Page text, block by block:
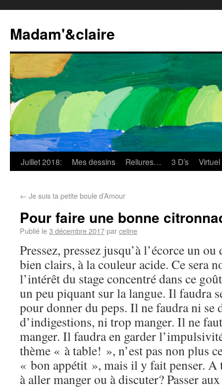
Madam'&claire
Juillet 2018: Mes dessins Reliures… 3 D’s Virtuel
← Je suis ta petite boule d’Amour
Pour faire une bonne
Publié le3 décembre 2017parceline
Pressez, pressez jusqu’à l’écorce un
bien clairs, à la couleur acide. Ce sera
l’intérêt du stage concentré dans ce
un peu piquant sur la langue. Il faudra
pour donner du peps. Il ne faudra ni se
d’indigestions, ni trop manger. Il ne
manger. Il faudra en garder
thème « à table! », n’est pas non plus
« bon appétit », mais il y fait penser. A
à aller manger ou à discuter? Passer